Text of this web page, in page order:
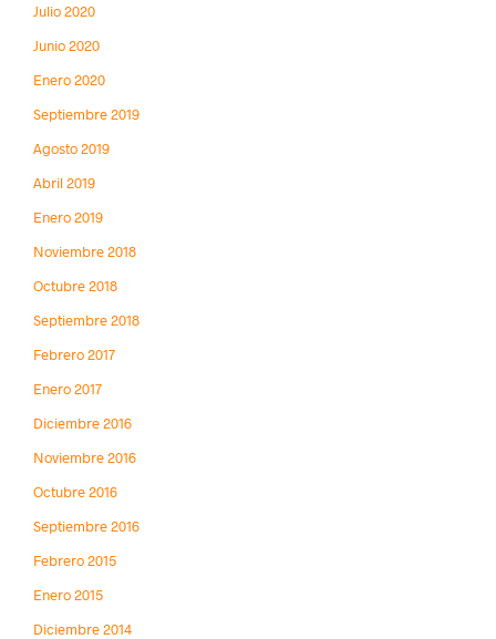
Julio 2020
Junio 2020
Enero 2020
Septiembre 2019
Agosto 2019
Abril 2019
Enero 2019
Noviembre 2018
Octubre 2018
Septiembre 2018
Febrero 2017
Enero 2017
Diciembre 2016
Noviembre 2016
Octubre 2016
Septiembre 2016
Febrero 2015
Enero 2015
Diciembre 2014